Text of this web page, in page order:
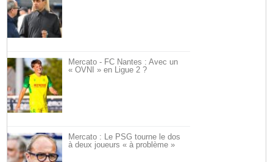
Mercato - FC Nantes : Avec un
« OVNI » en Ligue 2 ?
Mercato : Le PSG tourne le dos
à deux joueurs « à problème »